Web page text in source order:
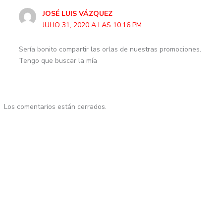
JOSÉ LUIS VÁZQUEZ
JULIO 31, 2020 A LAS 10:16 PM
Sería bonito compartir las orlas de nuestras promociones.
Tengo que buscar la mía
Los comentarios están cerrados.